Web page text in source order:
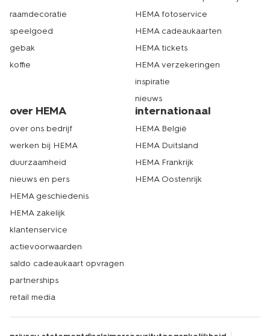
raamdecoratie
speelgoed
gebak
koffie
HEMA fotoservice
HEMA cadeaukaarten
HEMA tickets
HEMA verzekeringen
inspiratie
nieuws
over HEMA
over ons bedrijf
werken bij HEMA
duurzaamheid
nieuws en pers
HEMA geschiedenis
HEMA zakelijk
klantenservice
actievoorwaarden
saldo cadeaukaart opvragen
partnerships
retail media
internationaal
HEMA België
HEMA Duitsland
HEMA Frankrijk
HEMA Oostenrijk